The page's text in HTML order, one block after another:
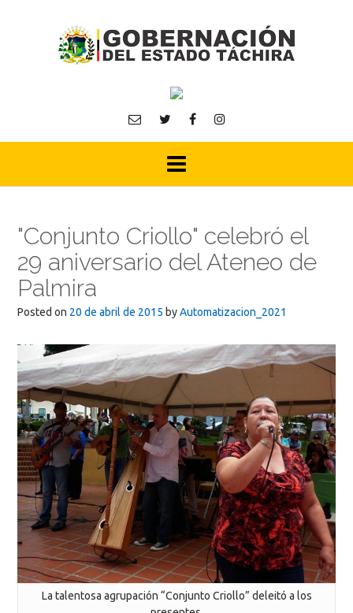
"Conjunto Criollo" celebró el
29 aniversario del Ateneo de
Palmira
Posted on 20 de abril de 2015 byAutomatizacion_2021
La talentosa agrupación “Conjunto Criollo” deleitó a los